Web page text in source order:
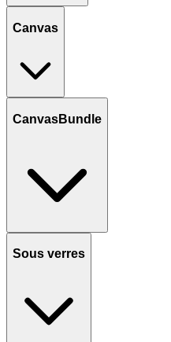
Canvas
CanvasBundle
Sous verres